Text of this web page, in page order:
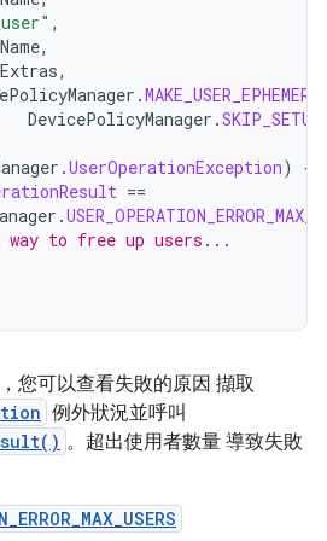
,
,
,
.
DevicePolicyManager .
.UserOperationException)
{
==
.
to free up users...
您可以查看失敗的原因 擷取
例外狀況並呼叫
。超出使用者數量 導致失敗